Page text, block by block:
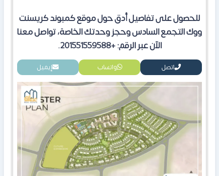
للحصول على تفاصيل أدق حول موقع كمبوند كريسنت
ووك التجمع السادس وحجز وحدتك الخاصة، تواصل معنا
الآن عبر الرقم: +201551559588.
اتصل واتساب إيميل